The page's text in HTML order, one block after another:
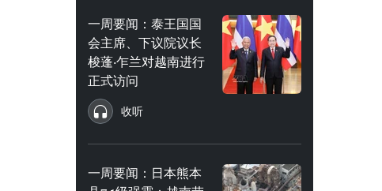
一周要闻：泰王国国
会主席、下议院议长
梭蓬·乍兰对越南进行
正式访问
收听
一周要闻：日本熊本